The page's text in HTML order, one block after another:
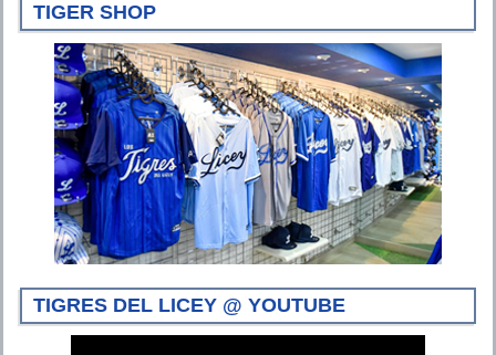
TIGER SHOP
TIGRES DEL LICEY @ YOUTUBE